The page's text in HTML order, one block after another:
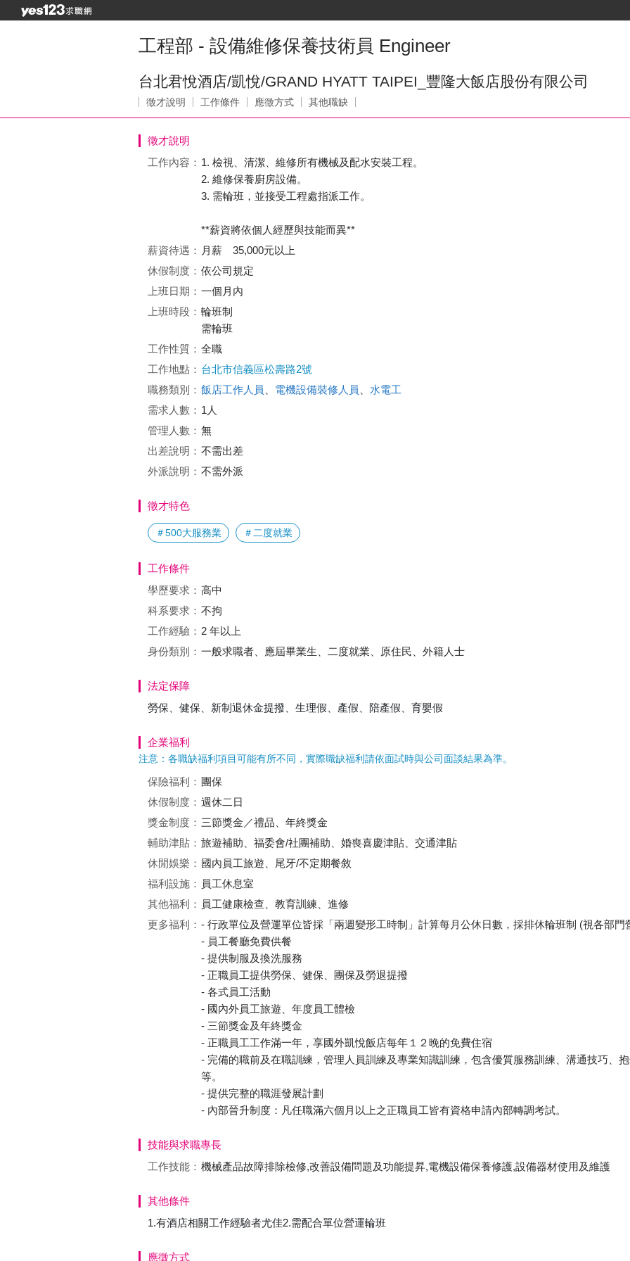
工程部 - 設備維修保養技術員 Engineer
台北君悅酒店/凱悅/GRAND HYATT TAIPEI_豐隆大飯店股份有限公司
徵才說明 工作條件 應徵方式 其他職缺
徵才說明
工作內容： 1. 檢視、清潔、維修所有機械及配水安裝工程。
2. 維修保養廚房設備。
3. 需輪班，並接受工程處指派工作。
**薪資將依個人經歷與技能而異**
薪資待遇： 月薪 35,000元以上
休假制度： 依公司規定
上班日期： 一個月內
上班時段： 輪班制
需輪班
工作性質： 全職
工作地點： 台北市信義區松壽路2號
職務類別： 飯店工作人員 電機設備裝修人員
水電工
需求人數： 1人
管理人數： 無
出差說明： 不需出差
外派說明： 不需外派
徵才特色
＃500大服務業 ＃二度就業
工作條件
學歷要求： 高中
科系要求： 不拘
工作經驗： 2 年以上
身份類別： 一般求職者、應屆畢業生、二度就業、原住民、外籍人士
法定保障
勞保、健保、新制退休金提撥、生理假、產假、陪產假、育嬰假
企業福利
注意：各職缺福利項目可能有所不同，實際職缺福利請依面試時與公司面談結果為準。
保險福利： 團保
休假制度： 週休二日
獎金制度： 三節獎金／禮品、年終獎金
輔助津貼： 旅遊補助、福委會/社團補助、婚喪喜慶津貼、交通津貼
休閒娛樂： 國內員工旅遊、尾牙/不定期餐敘
福利設施： 員工休息室
其他福利： 員工健康檢查、教育訓練、進修
更多福利： - 行政單位及營運單位皆採「兩週變形工時制」計算每月公休日數，採排休輪班制 (視各部門
- 員工餐廳免費供餐
- 提供制服及換洗服務
- 正職員工提供勞保、健保、團保及勞退提撥
- 各式員工活動
- 國內外員工旅遊、年度員工體檢
- 三節獎金及年終獎金
- 正職員工工作滿一年，享國外凱悅飯店每年１２晚的免費住宿
- 完備的職前及在職訓練，管理人員訓練及專業知識訓練，包含優質服務訓練、溝通技巧、
等。
- 提供完整的職涯發展計劃
- 內部晉升制度：凡任職滿六個月以上之正職員工皆有資格申請內部轉調考試。
技能與求職專長
工作技能： 機械產品故障排除檢修,改善設備問題及功能提昇,電機設備保養修護,設備器材使用及維護
其他條件
1.有酒店相關工作經驗者尤佳2.需配合單位營運輪班
應徵方式